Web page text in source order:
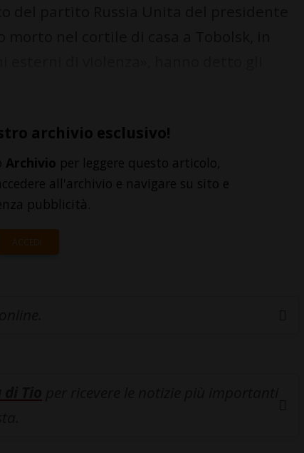
archivio esclusivo!
Archivio per leggere questo articolo,
all'archivio e navigare su sito e
pubblicità.
ACCEDI